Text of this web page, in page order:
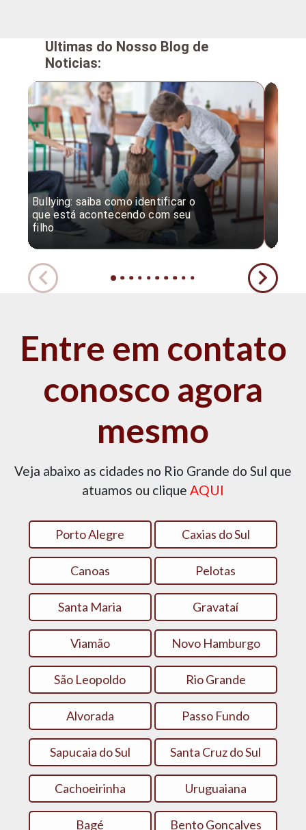
Ultimas do Nosso Blog de
Noticias:
Bullying: saiba como identificar o
que está acontecendo com seu
filho
Entre em contato
conosco agora
mesmo
Veja abaixo as cidades no Rio Grande do Sul que
atuamos ou clique AQUI
Porto Alegre Caxias do Sul
Canoas Pelotas
Santa Maria Gravataí
Viamão Novo Hamburgo
São Leopoldo Rio Grande
Alvorada Passo Fundo
Sapucaia do Sul Santa Cruz do Sul
Cachoeirinha Uruguaiana
Bagé Bento Gonçalves